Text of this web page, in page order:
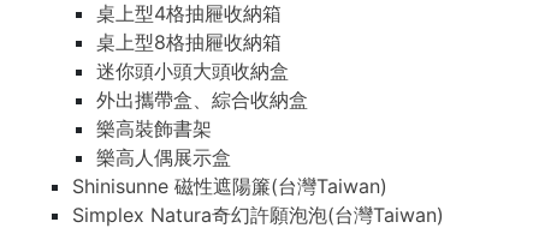
桌上型4格抽屜收納箱
桌上型8格抽屜收納箱
迷你頭小頭大頭收納盒
外出攜帶盒、綜合收納盒
樂高裝飾書架
樂高人偶展示盒
Shinisunne 磁性遮陽簾(台灣Taiwan)
Simplex Natura奇幻許願泡泡(台灣Taiwan)